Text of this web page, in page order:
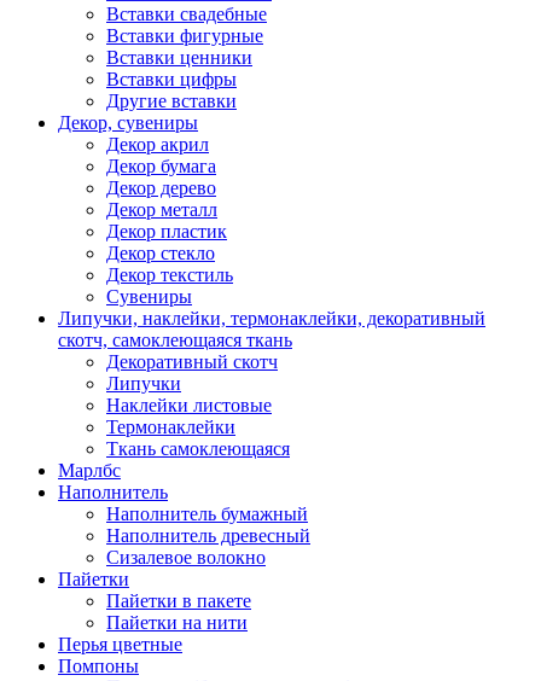
Вставки свадебные
Вставки фигурные
Вставки ценники
Вставки цифры
Другие вставки
Декор, сувениры
Декор акрил
Декор бумага
Декор дерево
Декор металл
Декор пластик
Декор стекло
Декор текстиль
Сувениры
Липучки, наклейки, термонаклейки, декоративный
скотч, самоклеющаяся ткань
Декоративный скотч
Липучки
Наклейки листовые
Термонаклейки
Ткань самоклеющаяся
Марлбс
Наполнитель
Наполнитель бумажный
Наполнитель древесный
Сизалевое волокно
Пайетки
Пайетки в пакете
Пайетки на нити
Перья цветные
Помпоны